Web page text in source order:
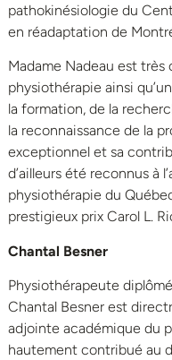
pathokinésiologie du
en réadaptation de
Madame Nadeau est
physiothérapie ainsi
la formation, de la
la reconnaissance de la
exceptionnel et sa
d’ailleurs été reconnus à
physiothérapie du
prestigieux prix Carol L.
Chantal Besner
Physiothérapeute
Chantal Besner est
adjointe académique du
hautement contribué au